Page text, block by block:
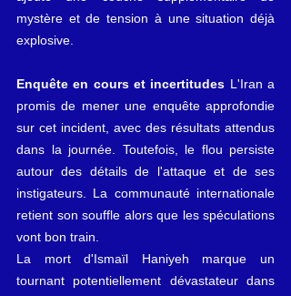
mystère et de tension à une situation déjà
explosive.
Enquête en cours et incertitudes L'Iran a
promis de mener une enquête approfondie
sur cet incident, avec des résultats attendus
dans la journée. Toutefois, le flou persiste
autour des détails de l'attaque et de ses
instigateurs. La communauté internationale
retient son souffle alors que les spéculations
vont bon train.
La mort d'Ismaïl Haniyeh marque un
tournant potentiellement dévastateur dans